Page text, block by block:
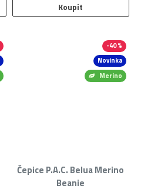
Koupit
Novinka
Merino
-40 %
Čepice P.A.C. Belua Merino
Beanie